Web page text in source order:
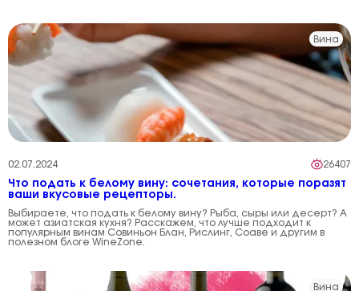
Вина
02.07.2024 26407
Что подать к белому вину: сочетания, которые поразят
ваши вкусовые рецепторы.
Выбираете, что подать к белому вину? Рыба, сыры или десерт? А
может азиатская кухня? Расскажем, что лучше подходит к
популярным винам Совиньон Блан, Рислинг, Соаве и другим в
полезном блоге WineZone.
Вина